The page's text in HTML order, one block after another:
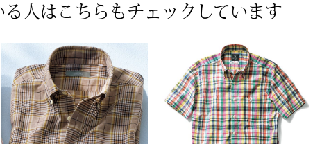
る人は こちらもチェックしています